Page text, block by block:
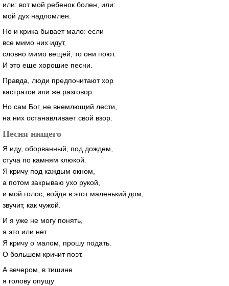
или: вот мой ребенок болен, или:
мой дух надломлен.
Но и крика бывает мало: если
все мимо них идут,
словно мимо вещей, то они поют.
И это еще хорошие песни.
Правда, люди предпочитают хор
кастратов или же разговор.
Но сам Бог, не внемлющий лести,
на них останавливает свой взор.
Песня нищего
Я иду, оборванный, под дождем,
стуча по камням клюкой.
Я кричу под каждым окном,
а потом закрываю ухо рукой,
и мой голос, войдя в этот маленький дом,
звучит, как чужой.
И я уже не могу понять,
я это или нет.
Я кричу о малом, прошу подать.
О большем кричит поэт.
А вечером, в тишине
я голову опущу